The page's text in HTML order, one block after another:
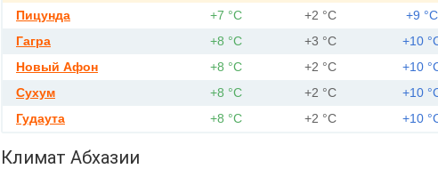
Пицунда
+7 °С +2 °С +9 °С
Гагра
+8 °С +3 °С +10
Новый Афон
+8 °С +2 °С +10
Сухум
+8 °С +2 °С +10
Гудаута
+8 °С +2 °С +10
Климат Абхазии